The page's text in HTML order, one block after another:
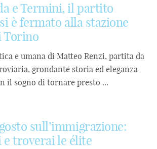
e Termini, il partito
è fermato alla stazione
Torino
e umana di Matteo Renzi, partita da
grondante storia ed eleganza
il sogno di tornare presto ...
sull’immigrazione:
e troverai le élite